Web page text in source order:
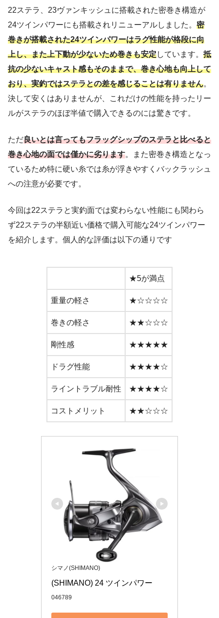
22ステラ、23ヴァンキッシュに搭載された密巻き構造が
24ツインパワーにも搭載されリニューアルしました。 密
巻きが搭載された24ツインパワーはラグ性能が格段に向
上し、また上下動が少ないため巻きも安定しています。 抵
抗の少ないキャスト感もそのままで、巻き心地も向上して
おり、実釣ではステラとの差を感じることは有りません。
決して安くはありませんが、これだけの性能を持ったリー
ルがステラのほぼ半値で購入できるのには驚きです。
ただ良いとは言ってもフラッグシップのステラと比べると
巻き心地の面では僅かに劣ります。また密巻き構造となっ
ているため特に硬い糸では糸が浮きやすくバックラッシュ
への注意が必要です。
今回は22ステラと実釣面では変わらない性能にも関わら
ず22ステラの半額近い価格で購入可能な24ツインパワー
を紹介します。個人的な評価は以下の通りです
★5が満点
重量の軽さ ★☆☆☆☆
巻きの軽さ ★★☆☆☆
剛性感 ★★★★★
ドラグ性能 ★★★★☆
ライントラブル耐性 ★★★★☆
コストメリット ★★☆☆☆
シマノ(SHIMANO)
(SHIMANO) 24 ツインパワー
046789